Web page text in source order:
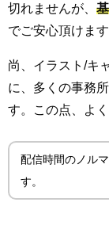
切れませんが、
でご安心頂けま
尚、イラスト/キ
に、多くの事務
す。この点、よ
配信時間のノル
す。